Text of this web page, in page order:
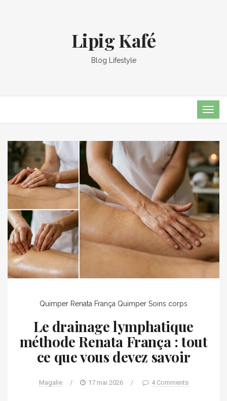
Lipig Kafé
Blog Lifestyle
Quimper Renata França Quimper Soins corps
Le drainage lymphatique
méthode Renata França : tout
ce que vous devez savoir
Magalie / 17 mai 2026 / 4 Comments